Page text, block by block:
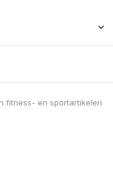
fitness- en sportartikelen